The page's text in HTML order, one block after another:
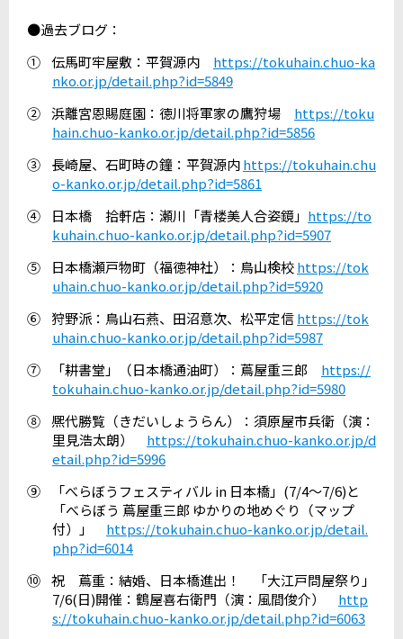
●過去ブログ：
① 伝馬町牢屋敷：平賀源内 https://tokuhain.chuo-ka
nko.or.jp/detail.php?id=5849
② 浜離宮恩賜庭園：徳川将軍家の鷹狩場 https://toku
hain.chuo-kanko.or.jp/detail.php?id=5856
③
長崎屋、石町時の鐘：平賀源内https://tokuhain.chu
o-kanko.or.jp/detail.php?id=5861
④
日本橋 拾軒店：瀬川「青楼美人合姿鏡」 https://to
kuhain.chuo-kanko.or.jp/detail.php?id=5907
⑤
日本橋瀬戸物町（福徳神社）：鳥山検校https://tok
uhain.chuo-kanko.or.jp/detail.php?id=5920
⑥ 狩野派：鳥山石燕、田沼意次、松平定信https://tok
uhain.chuo-kanko.or.jp/detail.php?id=5987
⑦
「耕書堂」（日本橋通油町）：蔦屋重三郎 https://
tokuhain.chuo-kanko.or.jp/detail.php?id=5980
⑧
熈代勝覧（きだいしょうらん）：須原屋市兵衛（演：
里見浩太朗） https://tokuhain.chuo-kanko.or.jp/d
etail.php?id=5996
⑨
「べらぼうフェスティバル in 日本橋」 (7/4～7/6)と
「べらぼう 蔦屋重三郎 ゆかりの地めぐり（マップ
付）」 https://tokuhain.chuo-kanko.or.jp/detail.
php?id=6014
⑩ 祝 蔦重：結婚、日本橋進出！ 「大江戸問屋祭り」
7/6(日)開催：鶴屋喜右衛門（演：風間俊介） http
s://tokuhain.chuo-kanko.or.jp/detail.php?id=6063